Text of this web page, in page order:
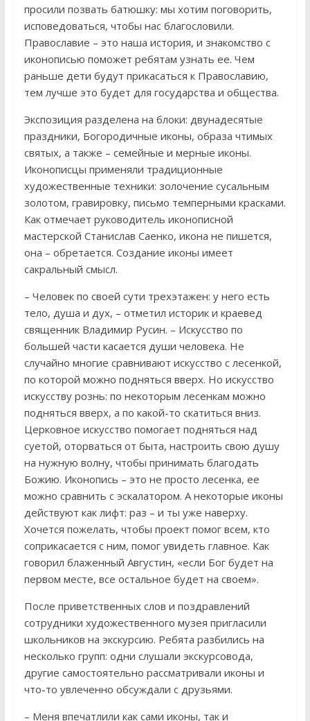
просили позвать батюшку: мы хотим поговорить,
исповедоваться, чтобы нас благословили.
Православие – это наша история, и знакомство с
иконописью поможет ребятам узнать ее. Чем
раньше дети будут прикасаться к Православию,
тем лучше это будет для государства и общества.
Экспозиция разделена на блоки: двунадесятые
праздники, Богородичные иконы, образа чтимых
святых, а также – семейные и мерные иконы.
Иконописцы применяли традиционные
художественные техники: золочение сусальным
золотом, гравировку, письмо темперными красками.
Как отмечает руководитель иконописной
мастерской Станислав Саенко, икона не пишется,
она – обретается. Создание иконы имеет
сакральный смысл.
– Человек по своей сути трехэтажен: у него есть
тело, душа и дух, – отметил историк и краевед
священник Владимир Русин. – Искусство по
большей части касается души человека. Не
случайно многие сравнивают искусство с лесенкой,
по которой можно подняться вверх. Но искусство
искусству рознь: по некоторым лесенкам можно
подняться вверх, а по какой-то скатиться вниз.
Церковное искусство помогает подняться над
суетой, оторваться от быта, настроить свою душу
на нужную волну, чтобы принимать благодать
Божию. Иконопись – это не просто лесенка, ее
можно сравнить с эскалатором. А некоторые иконы
действуют как лифт: раз – и ты уже наверху.
Хочется пожелать, чтобы проект помог всем, кто
соприкасается с ним, помог увидеть главное. Как
говорил блаженный Августин, «если Бог будет на
первом месте, все остальное будет на своем».
После приветственных слов и поздравлений
сотрудники художественного музея пригласили
школьников на экскурсию. Ребята разбились на
несколько групп: одни слушали экскурсовода,
другие самостоятельно рассматривали иконы и
что-то увлеченно обсуждали с друзьями.
– Меня впечатлили как сами иконы, так и